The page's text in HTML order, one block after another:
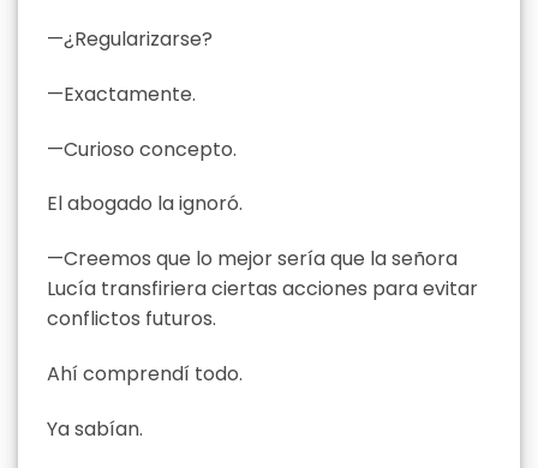
—¿Regularizarse?
—Exactamente.
—Curioso concepto.
El abogado la ignoró.
—Creemos que lo mejor sería que la señora
Lucía transfiriera ciertas acciones para evitar
conflictos futuros.
Ahí comprendí todo.
Ya sabían.